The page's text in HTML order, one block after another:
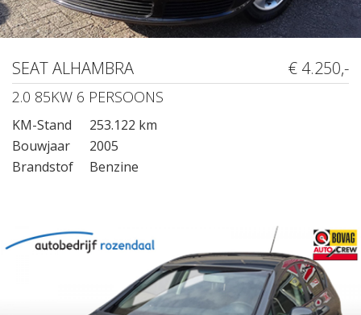
SEAT ALHAMBRA € 4.250,-
2.0 85KW 6 PERSOONS
KM-Stand
253.122 km
Bouwjaar
2005
Brandstof
Benzine